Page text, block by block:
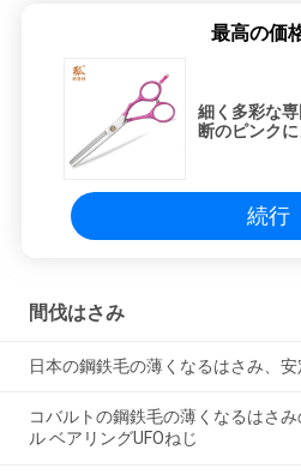
最高の価
細く多彩な
断のピンク
続行
間伐はさみ
日本の鋼鉄毛の薄くなるはさみ、
コバルトの鋼鉄毛の薄くなるはさ
ル ベアリングUFOねじ